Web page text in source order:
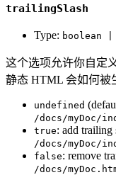
trailingSlash
Type: boolean |
这个选项允许你自定
静态 HTML 会如何被
undefined
/docs/myDoc/
true: add trailing
/docs/myDoc/
false: remove
/docs/